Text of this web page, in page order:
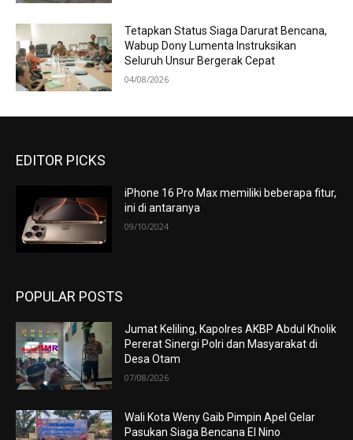
Tetapkan Status Siaga Darurat Bencana,
Wabup Dony Lumenta Instruksikan
Seluruh Unsur Bergerak Cepat
04/08/2026
EDITOR PICKS
iPhone 16 Pro Max memiliki beberapa fitur,
ini di antaranya
09/10/2024
POPULAR POSTS
Jumat Keliling, Kapolres AKBP Abdul Kholik
Pererat Sinergi Polri dan Masyarakat di
Desa Otam
07/08/2026
Wali Kota Weny Gaib Pimpin Apel Gelar
Pasukan Siaga Bencana El Nino